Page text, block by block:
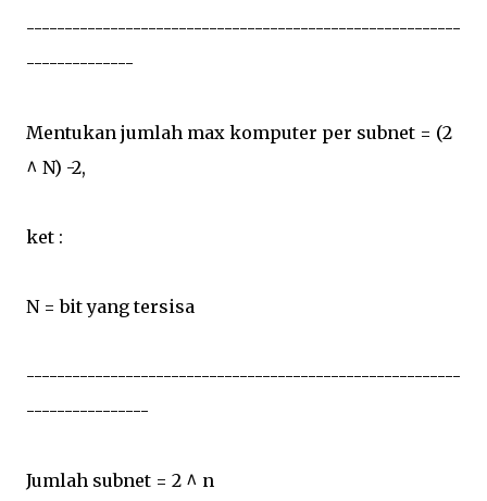
---------------------------------------------------------
--------------
Mentukan jumlah max komputer per subnet = (2
^ N) -2,
ket :
N = bit yang tersisa
---------------------------------------------------------
----------------
Jumlah subnet = 2 ^ n